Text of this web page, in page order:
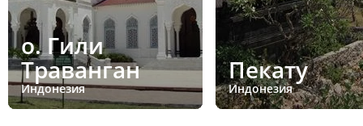
о. Гили
Траванган
Индонезия
Пекату
Индонезия